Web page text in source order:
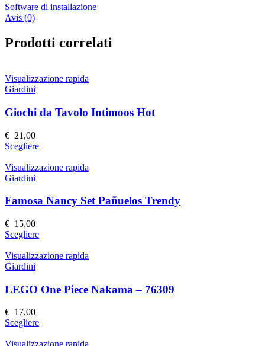
Software di installazione
Avis (0)
Prodotti correlati
Visualizzazione rapida
Giardini
Giochi da Tavolo Intimoos Hot
€ 21,00
ScegliereQuesto
ha
Le
scelte
nella
pagina
prodotto
Visualizzazione rapida
Giardini
Famosa Nancy Set Pañuelos Trendy
€ 15,00
ScegliereQuesto
ha
Le
opzioni
scelte
nella
Visualizzazione rapida
Giardini
LEGO One Piece Nakama – 76309
€ 17,00
ScegliereQuesto
ha